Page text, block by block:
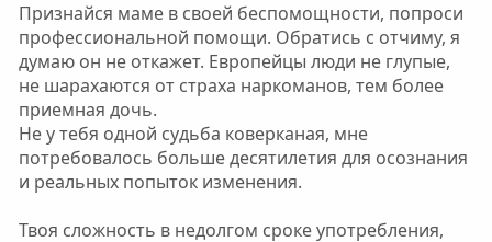
Признайся маме в своей беспомощности, попроси
профессиональной помощи. Обратись с отчиму, я
думаю он не откажет. Европейцы люди не глупые,
не шарахаются от страха наркоманов, тем более
приемная дочь.
Не у тебя одной судьба коверканая, мне
потребовалось больше десятилетия для осознания
и реальных попыток изменения.
Твоя сложность в недолгом сроке употребления,